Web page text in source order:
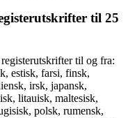
til 25
til og fra:
estisk, farsi, finsk,
irsk, japansk,
litauisk, maltesisk,
polsk, rumensk,